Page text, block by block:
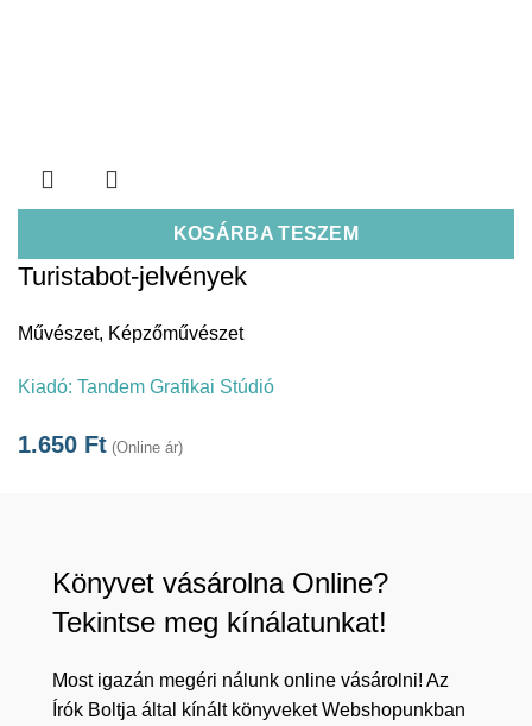
KOSÁRBA TESZEM
Turistabot-jelvények
Művészet, Képzőművészet
Kiadó: Tandem Grafikai Stúdió
1.650 Ft (Online ár)
Könyvet vásárolna Online?
Tekintse meg kínálatunkat!
Most igazán megéri nálunk online vásárolni! Az
Írók Boltja által kínált könyveket Webshopunkban